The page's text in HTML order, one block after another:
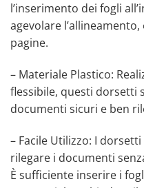
l’inserimento dei fogli
agevolare
pagine.
– Materiale Plastico:
flessibile, questi dorsetti
documenti sicuri e ben
– Facile Utilizzo: I
rilegare i documenti
È sufficiente inserire i